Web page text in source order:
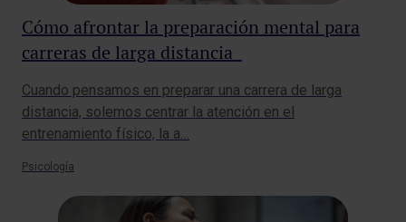
Cómo afrontar la preparación mental para
carreras de larga distancia
Cuando pensamos en preparar una carrera de larga
distancia, solemos centrar la atención en el
entrenamiento físico, la a…
Psicología